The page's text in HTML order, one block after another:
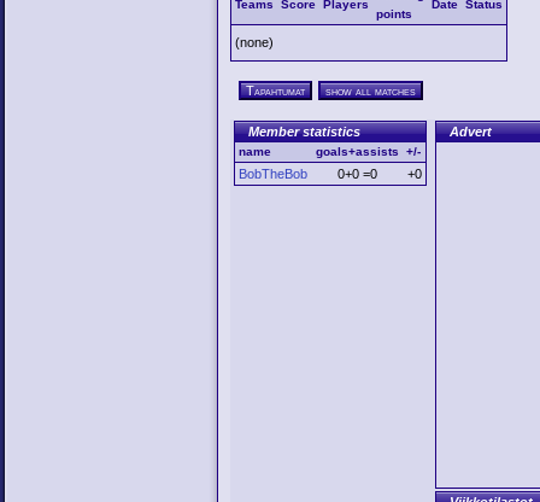
Teams Score Players
points
Date Status
(none)
Tapahtumat show all matches
Member statistics
name goals+assists +/-
BobTheBob 0+0 =0 +0
Advert